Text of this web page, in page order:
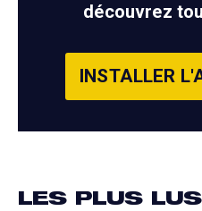
découvrez
INSTALLER
LES PLUS LUS